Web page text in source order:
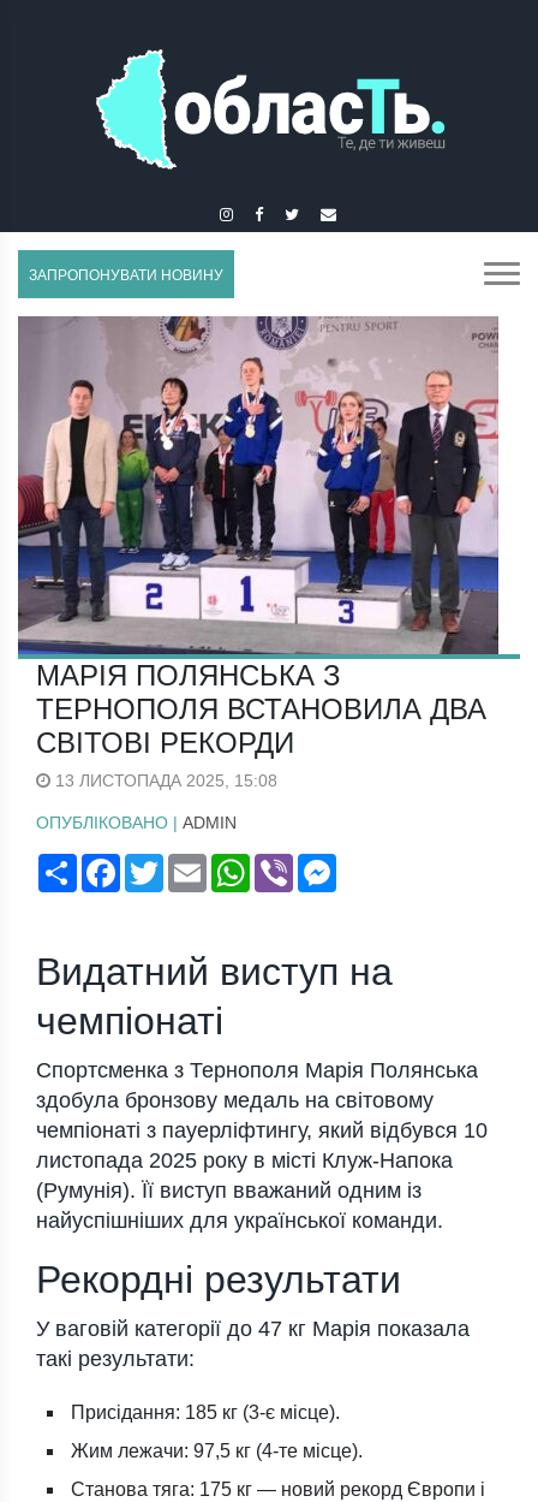
ЗАПРОПОНУВАТИ НОВИНУ
МАРІЯ ПОЛЯНСЬКА З
ТЕРНОПОЛЯ ВСТАНОВИЛА ДВА
СВІТОВІ РЕКОРДИ
13 ЛИСТОПАДА 2025, 15:08
ОПУБЛІКОВАНО | ADMIN
ПоширитиFacebook
TwitterEmail WhatsApp
Viber
Видатний виступ на
чемпіонаті
Спортсменка з Тернополя Марія Полянська
здобула бронзову медаль на світовому
чемпіонаті з пауерліфтингу, який відбувся 10
листопада 2025 року в місті Клуж‑Напока
(Румунія). Її виступ вважаний одним із
найуспішніших для української команди.
Рекордні результати
У ваговій категорії до 47 кг Марія показала
такі результати:
Присідання: 185 кг (3-є місце).
Жим лежачи: 97,5 кг (4-те місце).
Станова тяга: 175 кг — новий рекорд Європи і